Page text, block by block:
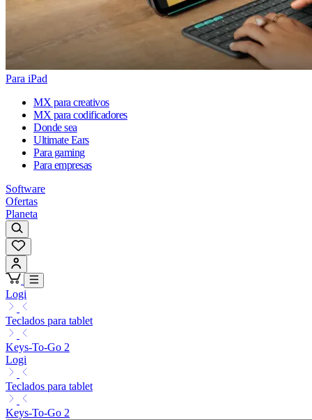
Para iPad
MX para creativos
MX para codificadores
Donde sea
Ultimate Ears
Para gaming
Para empresas
Software
Ofertas
Planeta
Logi
Teclados para tablet
Keys-To-Go 2
Logi
Teclados para tablet
Keys-To-Go 2